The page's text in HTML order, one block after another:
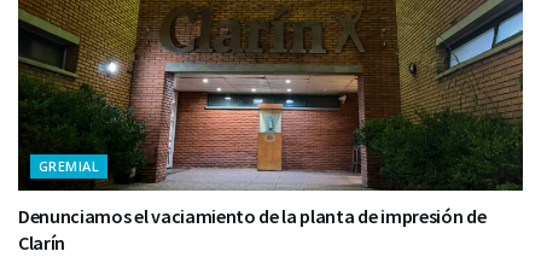
GREMIAL
Denunciamos el vaciamiento de la planta de impresión de
Clarín